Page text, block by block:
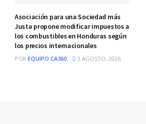
Asociación para una Sociedad más
Justa propone modificar impuestos a
los combustibles en Honduras según
los precios internacionales
POR EQUIPO CA360 3 AGOSTO, 2026